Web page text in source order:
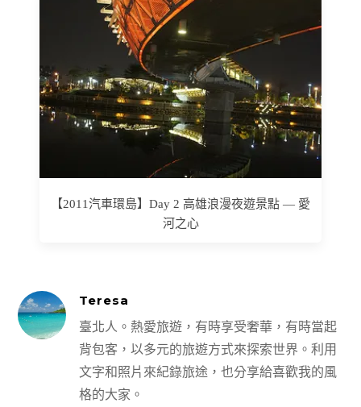
【2011汽車環島】Day 2 高雄浪漫夜遊景點 — 愛
河之心
Teresa
臺北人。熱愛旅遊，有時享受奢華，有時當起
背包客，以多元的旅遊方式來探索世界。利用
文字和照片來紀錄旅途，也分享給喜歡我的風
格的大家。